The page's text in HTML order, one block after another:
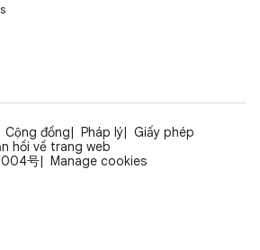
Cộng đồng Pháp lý
Giấy phép
hồi về trang web
号
Manage cookies